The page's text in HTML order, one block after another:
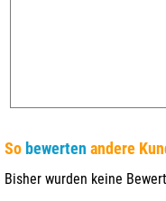
So bewerten andere
Bisher wurden keine